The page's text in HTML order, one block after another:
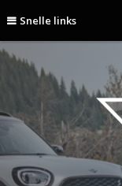
Snelle links